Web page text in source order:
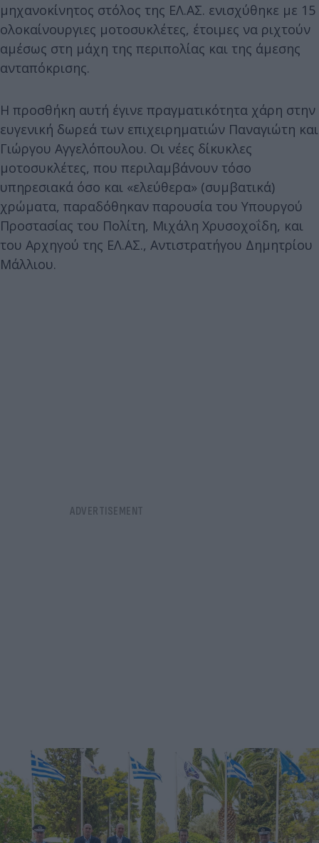
μηχανοκίνητος στόλος της ΕΛ.ΑΣ. ενισχύθηκε με 15
ολοκαίνουργιες μοτοσυκλέτες, έτοιμες να ριχτούν
αμέσως στη μάχη της περιπολίας και της άμεσης
ανταπόκρισης.
Η προσθήκη αυτή έγινε πραγματικότητα χάρη στην
ευγενική δωρεά των επιχειρηματιών Παναγιώτη και
Γιώργου Αγγελόπουλου. Οι νέες δίκυκλες
μοτοσυκλέτες, που περιλαμβάνουν τόσο
υπηρεσιακά όσο και «ελεύθερα» (συμβατικά)
χρώματα, παραδόθηκαν παρουσία του Υπουργού
Προστασίας του Πολίτη, Μιχάλη Χρυσοχοΐδη, και
του Αρχηγού της ΕΛ.ΑΣ., Αντιστρατήγου Δημητρίου
Μάλλιου.